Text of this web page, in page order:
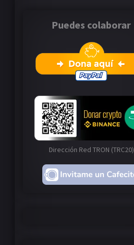
Puedes colaborar
Dirección Red TRON (TRC20)